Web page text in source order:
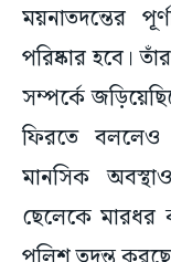
ময়নাতদন্তের
পরিষ্কার হবে।
সম্পর্কে
ফিরতে বললেও
মানসিক
ছেলেকে মারধর